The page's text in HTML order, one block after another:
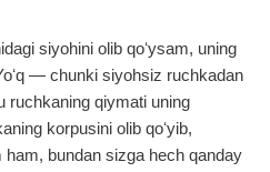
siyohini olib qoʻysam, uning
— chunki siyohsiz ruchkadan
ruchkaning qiymati uning
korpusini olib qoʻyib,
ham, bundan sizga hech qanday